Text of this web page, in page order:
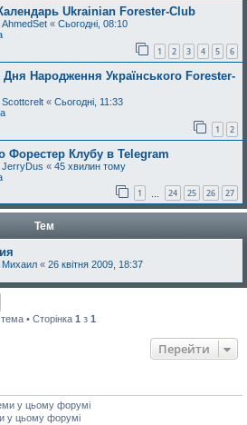
Ukrainian Forester-Club
AhmedSet « Сьогодні, 08:10
1 2 3 4 5 6
Дня Народження Українського Forester-
Scottcrelt « Сьогодні, 11:33
1 2
Форестер Клубу в Telegram
JerryDus « 45 хвилин тому
1 24 25 26 27
Тем
Михаил « 26 квітня 2009, 18:37
• Сторінка 1 з 1
Перейти
у цьому форумі
у цьому форумі